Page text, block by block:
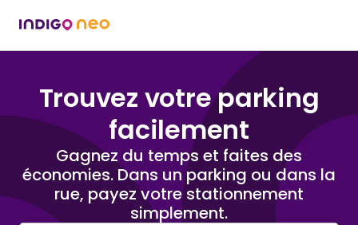
Trouvez votre parking
facilement
Gagnez du temps et faites des
économies. Dans un parking ou dans la
rue, payez votre stationnement
simplement.